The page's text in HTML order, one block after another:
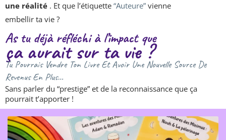
une réalité . Et que l’étiquette “Auteure” vienne
embellir ta vie ?
As tu déjà réfléchi à l’impact que
ça aurait sur ta vie ?
Tu Pourrais Vendre Ton Livre Et Avoir Une Nouvelle Source De
Revenus En Plus…
Sans parler du “prestige” et de la reconnaissance que ça
pourrait t’apporter !